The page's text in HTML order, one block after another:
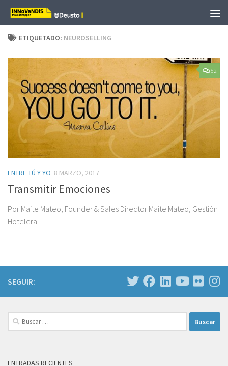
Saltar al contenido
ETIQUETADO: NEUROSELLING
52
ENTRE TÚ Y YO 8 MARZO, 2017
Transmitir Emociones
Por Maite Mateo, Founder & Sales Director Maite Mateo, Gestión
Hotelera
SEGUIR:
Buscar:
ENTRADAS RECIENTES